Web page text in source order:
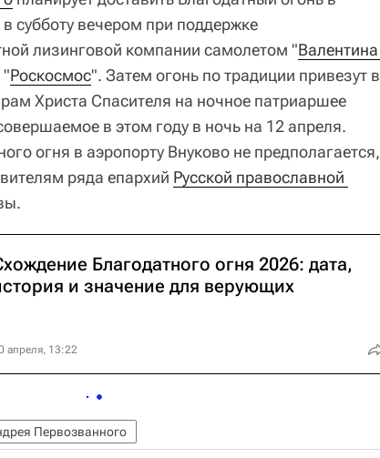
субботу вечером при поддержке
лизинговой компании самолетом "Валентина
"Роскосмос". Затем огонь по традиции привезут в
Христа Спасителя на ночное патриаршее
в этом году в ночь на 12 апреля.
огня в аэропорту Внуково не предполагается,
ряда епархий Русской православной
Благодатного огня 2026: дата,
и значение для верующих
апреля, 13:22
Первозванного